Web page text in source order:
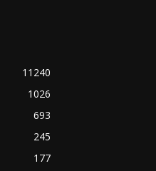
11240
1026
693
245
177